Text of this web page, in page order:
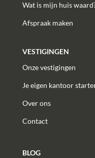
Wat is mijn huis
Afspraak maken
VESTIGINGEN
Onze vestigingen
Je eigen kantoor
Over ons
Contact
BLOG